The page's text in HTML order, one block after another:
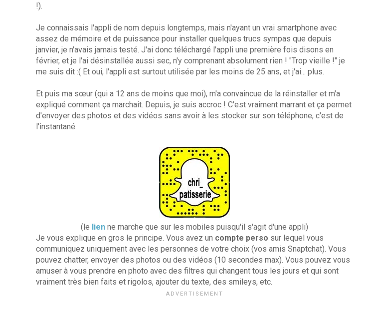
!).
Je connaissais l'appli de nom depuis longtemps, mais n'ayant un vrai smartphone avec
assez de mémoire et de puissance pour installer quelques trucs sympas que depuis
janvier, je n'avais jamais testé. J'ai donc téléchargé l'appli une première fois disons en
février, et je l'ai désinstallée aussi sec, n'y comprenant absolument rien ! "Trop vieille !" je
me suis dit :( Et oui, l'appli est surtout utilisée par les moins de 25 ans, et j'ai... plus.
Et puis ma sœur (qui a 12 ans de moins que moi), m'a convaincue de la réinstaller et m'a
expliqué comment ça marchait. Depuis, je suis accroc ! C'est vraiment marrant et ça permet
d'envoyer des photos et des vidéos sans avoir à les stocker sur son téléphone, c'est de
l'instantané.
(le lien ne marche que sur les mobiles puisqu'il s'agit d'une appli)
Je vous explique en gros le principe. Vous avez un compte perso sur lequel vous
communiquez uniquement avec les personnes de votre choix (vos amis Snaptchat). Vous
pouvez chatter, envoyer des photos ou des vidéos (10 secondes max). Vous pouvez vous
amuser à vous prendre en photo avec des filtres qui changent tous les jours et qui sont
vraiment très bien faits et rigolos, ajouter du texte, des smileys, etc.